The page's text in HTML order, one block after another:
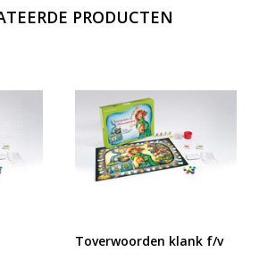
PRODUCTEN
Toverwoorden klank f/v